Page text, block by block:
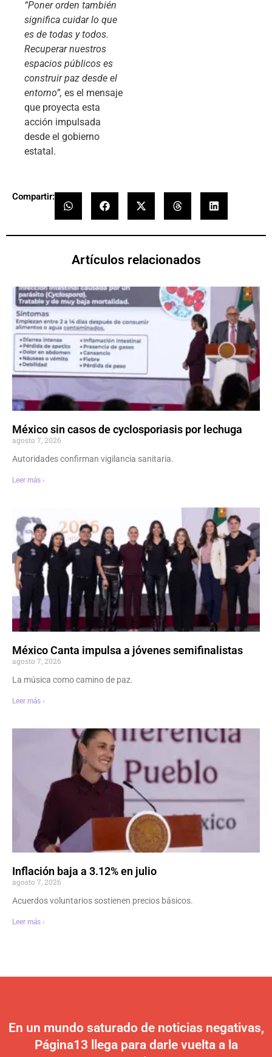
“Poner orden también
significa cuidar lo que
es de todas y todos.
Recuperar nuestros
espacios públicos es
construir paz desde el
entorno”, es el mensaje
que proyecta esta
acción impulsada
desde el gobierno
estatal.
Compartir:
Artículos relacionados
México sin casos de cyclosporiasis por lechuga
agosto 7, 2026
Autoridades confirman vigilancia sanitaria.
Leer más ›
México Canta impulsa a jóvenes semifinalistas
agosto 7, 2026
La música como camino de paz.
Leer más ›
Inflación baja a 3.12% en julio
agosto 7, 2026
Acuerdos voluntarios sostienen precios básicos.
Leer más ›
En un mundo saturado de noticias negativas,
Página13 llega para darle vuelta a la